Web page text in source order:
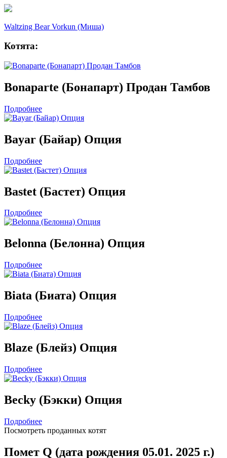
Waltzing Bear Vorkun (Миша)
Котята:
Bonaparte (Бонапарт) Продан Тамбов
Подробнее
Bayar (Байар) Опция
Подробнее
Bastet (Бастет) Опция
Подробнее
Belonna (Белонна) Опция
Подробнее
Biata (Биата) Опция
Подробнее
Blaze (Блейз) Опция
Подробнее
Becky (Бэкки) Опция
Подробнее
Посмотреть проданных котят
Помет Q (дата рождения 05.01. 2025 г.)